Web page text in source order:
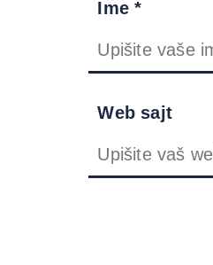
Ime *
Web sajt